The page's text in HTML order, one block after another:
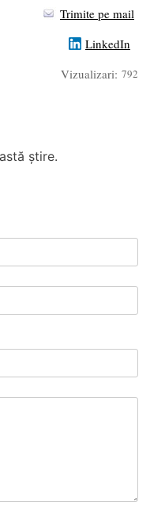
Trimite pe mail
LinkedIn
Vizualizari: 792
știre.